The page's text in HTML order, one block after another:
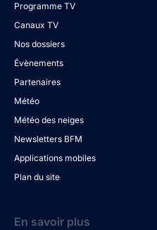
Programme TV
Canaux TV
Nos dossiers
Évènements
Partenaires
Météo
Météo des neiges
Newsletters BFM
Applications mobiles
Plan du site
En savoir plus